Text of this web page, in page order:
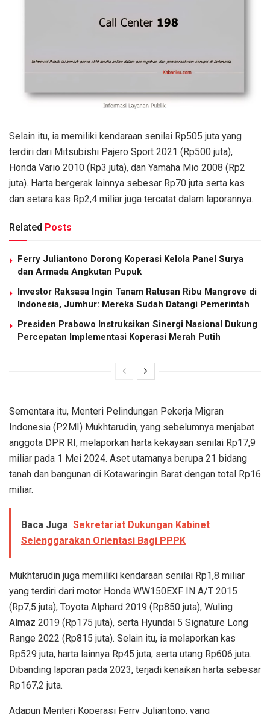
Selain itu, ia memiliki kendaraan senilai Rp505 juta yang
terdiri dari Mitsubishi Pajero Sport 2021 (Rp500 juta),
Honda Vario 2010 (Rp3 juta), dan Yamaha Mio 2008 (Rp2
juta). Harta bergerak lainnya sebesar Rp70 juta serta kas
dan setara kas Rp2,4 miliar juga tercatat dalam laporannya.
Related Posts
Ferry Juliantono Dorong Koperasi Kelola Panel Surya
dan Armada Angkutan Pupuk
Investor Raksasa Ingin Tanam Ratusan Ribu Mangrove di
Indonesia, Jumhur: Mereka Sudah Datangi Pemerintah
Presiden Prabowo Instruksikan Sinergi Nasional Dukung
Percepatan Implementasi Koperasi Merah Putih
Sementara itu, Menteri Pelindungan Pekerja Migran
Indonesia (P2MI) Mukhtarudin, yang sebelumnya menjabat
anggota DPR RI, melaporkan harta kekayaan senilai Rp17,9
miliar pada 1 Mei 2024. Aset utamanya berupa 21 bidang
tanah dan bangunan di Kotawaringin Barat dengan total Rp16
miliar.
Baca Juga Sekretariat Dukungan Kabinet
Selenggarakan Orientasi Bagi PPPK
Mukhtarudin juga memiliki kendaraan senilai Rp1,8 miliar
yang terdiri dari motor Honda WW150EXF IN A/T 2015
(Rp7,5 juta), Toyota Alphard 2019 (Rp850 juta), Wuling
Almaz 2019 (Rp175 juta), serta Hyundai 5 Signature Long
Range 2022 (Rp815 juta). Selain itu, ia melaporkan kas
Rp529 juta, harta lainnya Rp45 juta, serta utang Rp606 juta.
Dibanding laporan pada 2023, terjadi kenaikan harta sebesar
Rp167,2 juta.
Adapun Menteri Koperasi Ferry Juliantono, yang